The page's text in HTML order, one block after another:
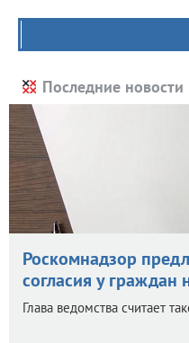
Последние новости
Роскомнадзор
согласия у граждан
Глава ведомства считает